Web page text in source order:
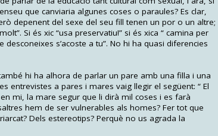
que canviaria algunes coses o paraules? Es clar,
depenent del sexe del seu fill tenen un por o un altre;
Si és xic “usa preservatiu!” si és xica “ camina per
s’acoste a tu”. No hi ha quasi diferencies
hi ha alhora de parlar un pare amb una filla i una
entrevistes a pares i mares vaig llegir el següent: “ El
mi, la mare segur que li dirà mil coses i es farà
hem de ser vulnerables als homes? Fer tot que
Dels estereotips? Perquè no us agrada la